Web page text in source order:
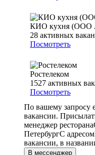
КИО кухня
28 активных
Посмотреть
Ростелеком
1527 активных
Посмотреть
По вашему запросу
вакансии.
менеджер ресторана
ПетербургС адресом
вакансии, в
В мессенджер